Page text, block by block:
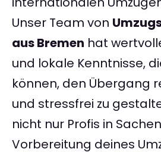
Unser Team von
aus Bremen hat
und lokale Kenntnisse,
können, den Übergang
und stressfrei zu
nicht nur Profis in
Vorbereitung deines